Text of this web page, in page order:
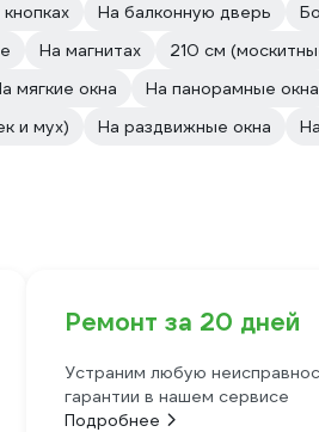
На балконную дверь
На магнитах 210 см
мягкие окна На панорамные окна
и мух) На раздвижные окна
Ремонт за 20 дней
Устраним любую
гарантии в нашем сервисе
Подробнее